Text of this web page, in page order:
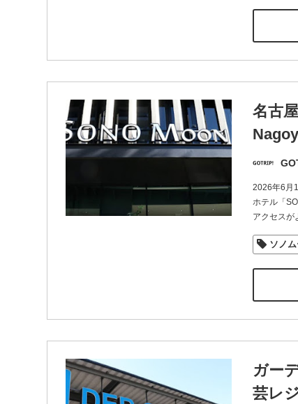
名古
2026年6月
ホテル「
アクセスが
ソノ
ガー
芸レ